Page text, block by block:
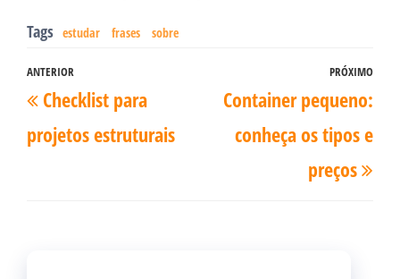
Tags estudar frases sobre
Navegação
de
Post
Post
anterior
ANTERIOR
Checklist para
projetos estruturais
PRÓXIMO
Container pequeno:
conheça os tipos e
preços